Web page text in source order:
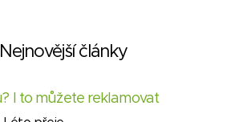
Nejnovější články
I to můžete reklamovat